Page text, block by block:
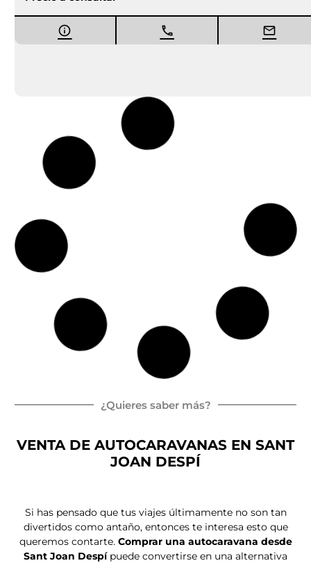
Entrega inmediata
Ocasión
Peugeot Boxer
Autocaravan
a Integral
ma
6
IVA e IEMDT Incluidos
Entrega inmediata
Nueva